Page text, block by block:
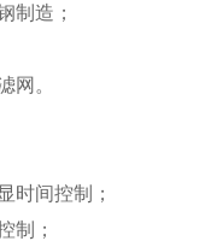
制造；
网。
时间控制；
制；